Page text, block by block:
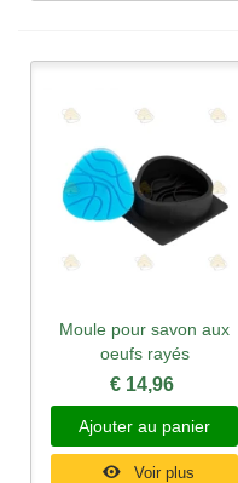
Moule pour savon aux
oeufs rayés
€ 14,96
Ajouter au panier
Voir plus